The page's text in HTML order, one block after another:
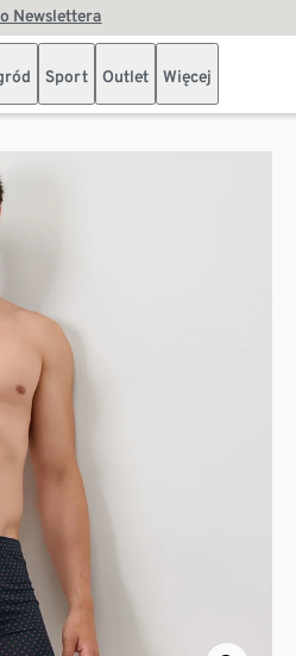
Newslettera
Sport Outlet Więcej